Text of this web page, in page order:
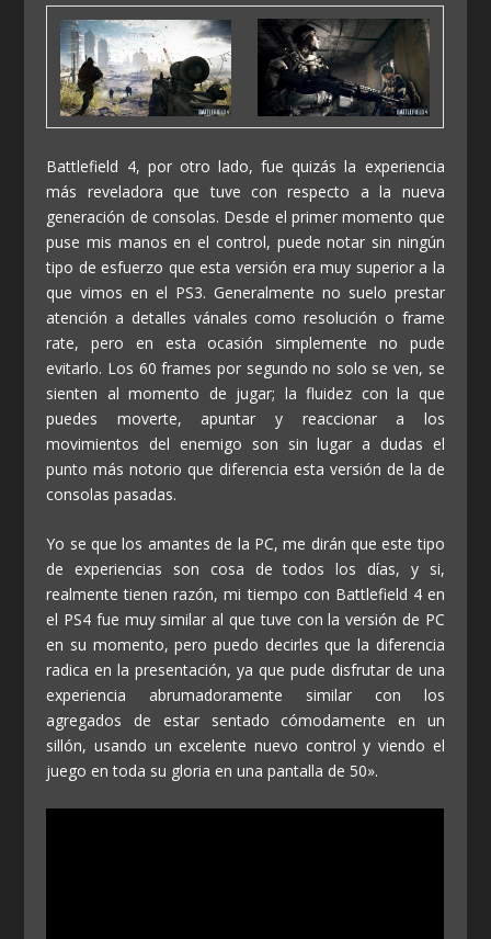
Battlefield 4, por otro lado, fue quizás la experiencia
más reveladora que tuve con respecto a la nueva
generación de consolas. Desde el primer momento que
puse mis manos en el control, puede notar sin ningún
tipo de esfuerzo que esta versión era muy superior a la
que vimos en el PS3. Generalmente no suelo prestar
atención a detalles vánales como resolución o frame
rate, pero en esta ocasión simplemente no pude
evitarlo. Los 60 frames por segundo no solo se ven, se
sienten al momento de jugar; la fluidez con la que
puedes moverte, apuntar y reaccionar a los
movimientos del enemigo son sin lugar a dudas el
punto más notorio que diferencia esta versión de la de
consolas pasadas.
Yo se que los amantes de la PC, me dirán que este tipo
de experiencias son cosa de todos los días, y si,
realmente tienen razón, mi tiempo con Battlefield 4 en
el PS4 fue muy similar al que tuve con la versión de PC
en su momento, pero puedo decirles que la diferencia
radica en la presentación, ya que pude disfrutar de una
experiencia abrumadoramente similar con los
agregados de estar sentado cómodamente en un
sillón, usando un excelente nuevo control y viendo el
juego en toda su gloria en una pantalla de 50».